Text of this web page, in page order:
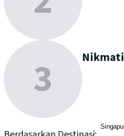
Nikmati